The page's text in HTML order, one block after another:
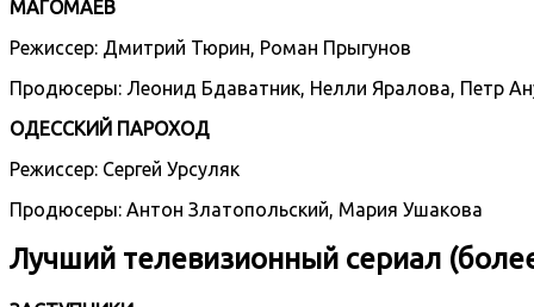
МАГОМАЕВ
Режиссер: Дмитрий Тюрин, Роман Прыгунов
Продюсеры: Леонид Бдаватник, Нелли Яралова, Петр
ОДЕССКИЙ ПАРОХОД
Режиссер: Сергей Урсуляк
Продюсеры: Антон Златопольский, Мария Ушакова
Лучший телевизионный сериал